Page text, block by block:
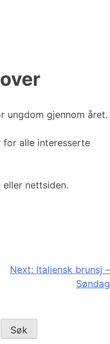
ungdom gjennom året.
for alle interesserte
eller nettsiden.
Next: Italiensk brunsj –
Søndag
Søk